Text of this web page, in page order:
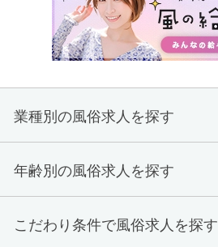
業種別の風俗求人を探す
年齢別の風俗求人を探す
こだわり条件で風俗求人を探す